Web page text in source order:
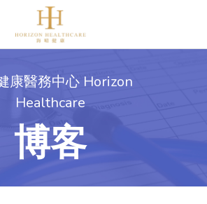
康醫務中心 Horizon
Healthcare
博客